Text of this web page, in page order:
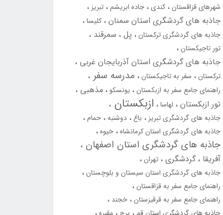
شهرهای قزاقستان کندی جاده ابریشم تبریز
جاذبه های گردشگری استان سمنان کلیسا
جاذبه های گردشگری ترکستان پل سمرقند
تور تاجیکستان
جاذبه های گردشگری استان آذربایجان غربی
ترکستان سفر به تاجیکستان مدرسه سفر
راهنمای جامع سفر به ازبکستان یونسکو مذهبی
تور ازبکستان لهاسا ازبکستان
جاذبه های گردشگری تبریز باغ دوشنبه حمام
جاذبه های گردشگری استان کرمانشاه خیوه
جاذبه های گردشگری استان اصفهان
آفریقا گردشگری تهران
جاذبه های گردشگری استان سیستان و بلوچستان
راهنمای جامع سفر به قزاقستان
راهنمای جامع سفر به قرقیزستان خجند